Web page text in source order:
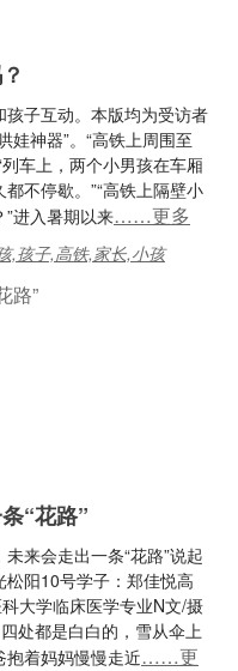
子互动。本版均为受访者
娃神器”。“高铁上周围至
车上，两个小男孩在车厢
不停歇。”“高铁上隔壁小
进入暑期以来……更多
,孩子,高铁,家长,小孩
“花路”
来会走出一条“花路”说起
阳10号学子：郑佳悦高
大学临床医学专业N文/摄
处都是白白的，雪从伞上
着妈妈慢慢走近……更